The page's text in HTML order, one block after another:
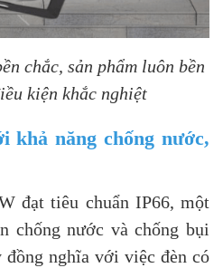
chắc, sản phẩm luôn bền
kiện khắc nghiệt
khả năng chống nước,
đạt tiêu chuẩn IP66, một
chống nước và chống bụi
đồng nghĩa với việc đèn có